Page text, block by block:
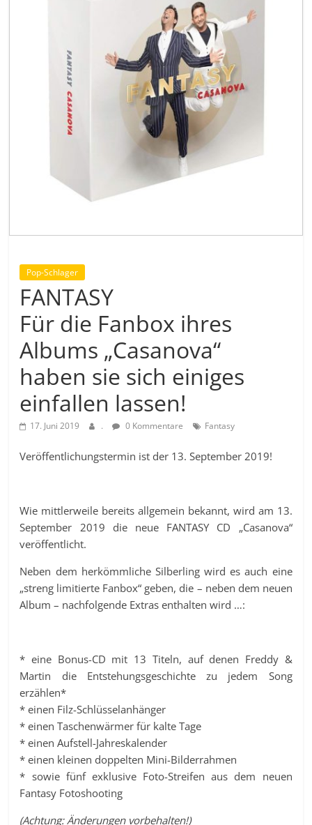
Pop-Schlager
FANTASY
Für die Fanbox ihres
Albums „Casanova“
haben sie sich einiges
einfallen lassen!
17. Juni 2019 . 0 Kommentare Fantasy
Veröffentlichungstermin ist der 13. September 2019!
Wie mittlerweile bereits allgemein bekannt, wird am 13.
September 2019 die neue FANTASY CD „Casanova“
veröffentlicht.
Neben dem herkömmliche Silberling wird es auch eine
„streng limitierte Fanbox“ geben, die – neben dem neuen
Album – nachfolgende Extras enthalten wird …:
* eine Bonus-CD mit 13 Titeln, auf denen Freddy &
Martin die Entstehungsgeschichte zu jedem Song
erzählen*
* einen Filz-Schlüsselanhänger
* einen Taschenwärmer für kalte Tage
* einen Aufstell-Jahreskalender
* einen kleinen doppelten Mini-Bilderrahmen
* sowie fünf exklusive Foto-Streifen aus dem neuen
Fantasy Fotoshooting
(Achtung: Änderungen vorbehalten!)